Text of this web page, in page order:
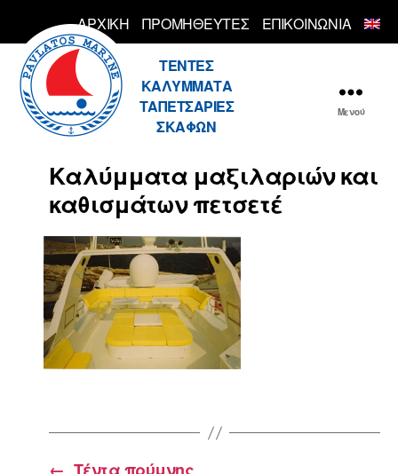
ΑΡΧΙΚΗ ΠΡΟΜΗΘΕΥΤΕΣ ΕΠΙΚΟΙΝΩΝΙΑ
Pavlatos
ΤΕΝΤΕΣ
ΚΑΛΥΜΜΑΤΑ
ΤΑΠΕΤΣΑΡΙΕΣ
ΣΚΑΦΩΝ
Μενού
Καλύμματα μαξιλαριών και
καθισμάτων πετσετέ